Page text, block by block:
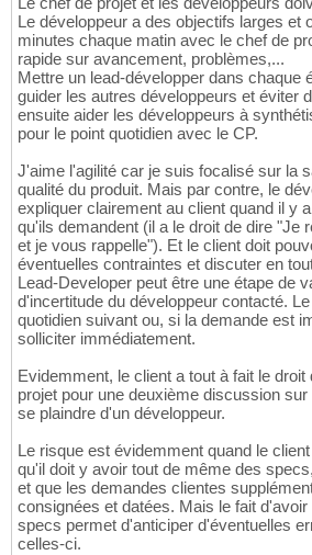
Le développeur a des objectifs larges et
minutes chaque matin avec le chef de
rapide sur avancement, problèmes,...
Mettre un lead-développer dans chaque
guider les autres développeurs et éviter
ensuite aider les développeurs à
pour le point quotidien avec le CP.
J'aime l'agilité car je suis focalisé sur la
qualité du produit. Mais par contre, le
expliquer clairement au client quand il y
qu'ils demandent (il a le droit de dire "Je
et je vous rappelle"). Et le client doit
éventuelles contraintes et discuter en
Lead-Developer peut être une étape de
d'incertitude du développeur contacté.
quotidien suivant ou, si la demande est
solliciter immédiatement.
Evidemment, le client a tout à fait le
projet pour une deuxième discussion
se plaindre d'un développeur.
Le risque est évidemment quand le
qu'il doit y avoir tout de même des
et que les demandes clientes
consignées et datées. Mais le fait
specs permet d'anticiper d'éventuelles
celles-ci.